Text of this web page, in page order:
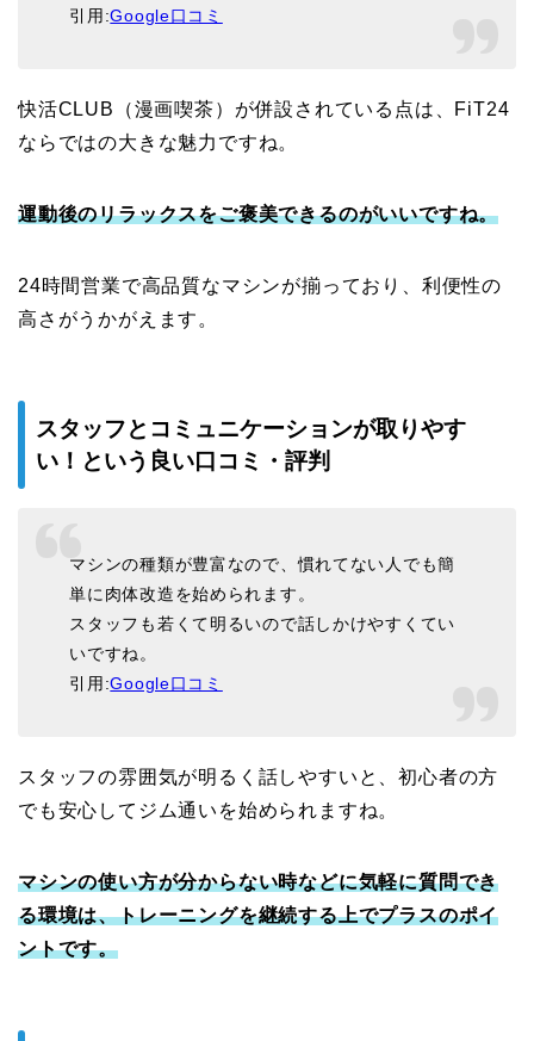
引用:Google口コミ
快活CLUB（漫画喫茶）が併設されている点は、FiT24
ならではの大きな魅力ですね。
運動後のリラックスをご褒美できるのがいいですね。
24時間営業で高品質なマシンが揃っており、利便性の
高さがうかがえます。
スタッフとコミュニケーションが取りやす
い！という良い口コミ・評判
マシンの種類が豊富なので、慣れてない人でも簡
単に肉体改造を始められます。
スタッフも若くて明るいので話しかけやすくてい
いですね。
引用:Google口コミ
スタッフの雰囲気が明るく話しやすいと、初心者の方
でも安心してジム通いを始められますね。
マシンの使い方が分からない時などに気軽に質問でき
る環境は、トレーニングを継続する上でプラスのポイ
ントです。